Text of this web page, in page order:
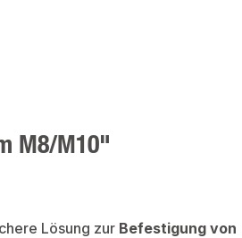
M8/M10"
Lösung zur Befestigung von